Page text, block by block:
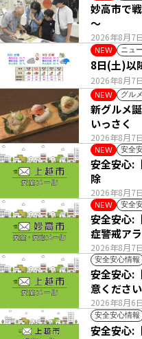
2026年8月7日
妙高市で
～
NEW ニュ
2026年8月7日
NEW グルメ
2026年8月7日
新グルメ
いっさく
NEW 安全
2026年8月7日
安全安心:
除
NEW 安全
2026年8月7日
安全安心:
症警戒ア
安全安心情報
2026年8月6日
安全安心:
意ください
安全安心情報
安全安心: